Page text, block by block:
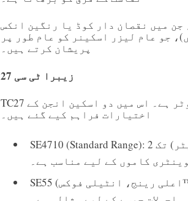
میں نقصان دار کوڈ یا رنگین انکس
جو عام لیزر اسکینر کو عام طور پر
پریشان کرتے ہیں۔
زیبرا ٹی سی 27
TC27 ایک مضبوط ہینڈہیلڈ اینڈرائیڈ موبائل کمپیوٹر ہے۔ اس میں دو اسکین انجن کے
اختیارات فراہم کیے گئے ہیں۔
SE4710 (Standard Range): تقریباً 2.5 فٹ (0.76 میٹر) تک 2D بارکوڈ پڑھتا ہے۔ خریداری
کاموں کے لیے مناسب ہے۔
SE55 (اعلی رینج، انٹیلی فوکس™): قریب سے دور تک بارکوڈ پڑھتا ہے۔ گودام یا